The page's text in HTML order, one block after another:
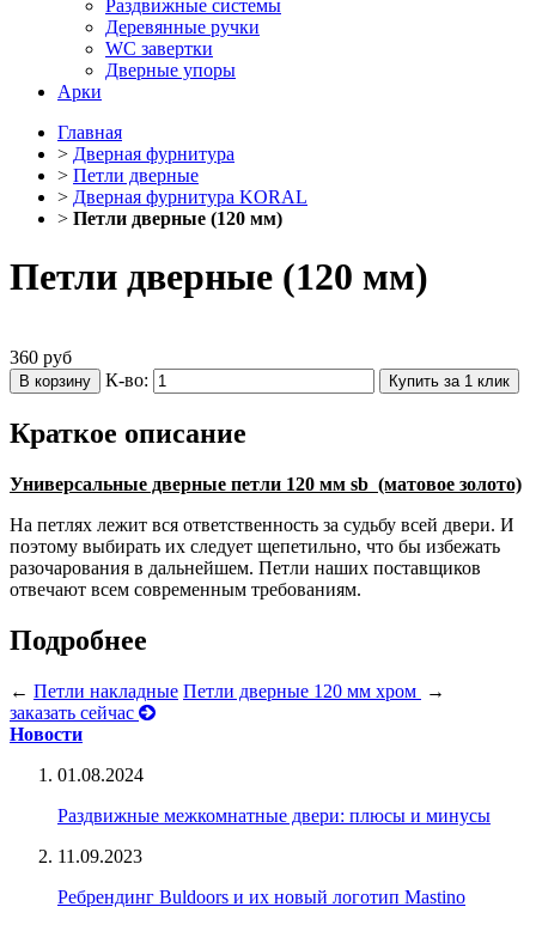
Раздвижные системы
Деревянные ручки
WC завертки
Дверные упоры
Арки
Главная
> Дверная фурнитура
> Петли дверные
> Дверная фурнитура KORAL
> Петли дверные (120 мм)
Петли дверные (120 мм)
360 руб
В корзину К-во: Купить за 1 клик
Краткое описание
Универсальные дверные петли 120 мм sb (матовое золото)
На петлях лежит вся ответственность за судьбу всей двери. И
поэтому выбирать их следует щепетильно, что бы избежать
разочарования в дальнейшем. Петли наших поставщиков
отвечают всем современным требованиям.
Подробнее
← Петли накладные Петли дверные 120 мм хром
→
заказать сейчас
Новости
01.08.2024
Раздвижные межкомнатные двери: плюсы и минусы
11.09.2023
Ребрендинг Buldoors и их новый логотип Mastino